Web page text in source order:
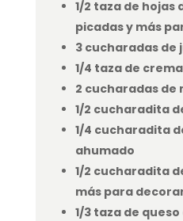
1/2 taza de
picadas y más
3 cucharadas de
1/4 taza de
2 cucharadas de
1/2 cucharadita
1/4 cucharadita
ahumado
1/2 cucharadita
más para
1/3 taza de